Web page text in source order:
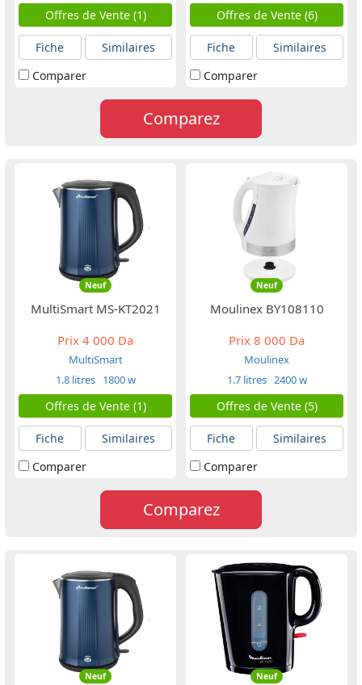
Offres de Vente (1)
Fiche
Similaires
Comparer
Offres de Vente (6)
Fiche
Similaires
Comparer
Comparez
Neuf
MultiSmart MS-KT2021
Prix 4 000 Da
MultiSmart
1.8 litres 1800 w
Offres de Vente (1)
Fiche
Similaires
Comparer
Neuf
Moulinex BY108110
Prix 8 000 Da
Moulinex
1.7 litres 2400 w
Offres de Vente (5)
Fiche
Similaires
Comparer
Comparez
Neuf Neuf